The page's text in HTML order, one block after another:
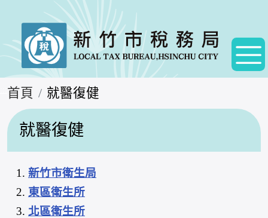
首頁 就醫復健
就醫復健
新竹市衛生局
東區衛生所
北區衛生所